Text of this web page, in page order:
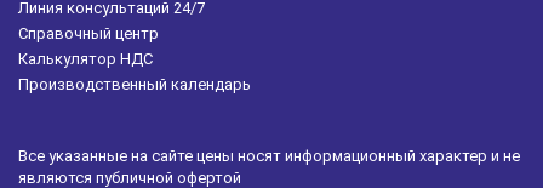
Линия консультаций 24/7
Справочный центр
Калькулятор НДС
Производственный календарь
Все указанные на сайте цены носят информационный характер и не
являются публичной офертой